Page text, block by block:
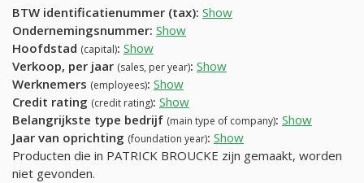
BTW identificatienummer (tax): Show
Ondernemingsnummer: Show
Hoofdstad (capital): Show
Verkoop, per jaar (sales, per year): Show
Werknemers (employees): Show
Credit rating (credit rating): Show
Belangrijkste type bedrijf (main type of company): Show
Jaar van oprichting (foundation year): Show
Producten die in PATRICK BROUCKE zijn gemaakt, worden
niet gevonden.